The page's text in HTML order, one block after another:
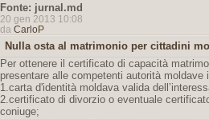
Fonte: jurnal.md
20 gen 2013 10:08
da CarloP
Nulla osta al matrimonio per cittadini
Per ottenere il certificato di capacità
presentare alle competenti autorità moldave
1.carta d'identità moldava valida
2.certificato di divorzio o eventuale
coniuge;